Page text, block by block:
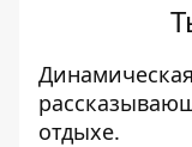
отдыхе.